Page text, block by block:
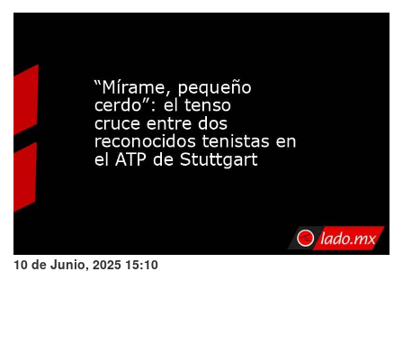
10 de Junio, 2025 15:10